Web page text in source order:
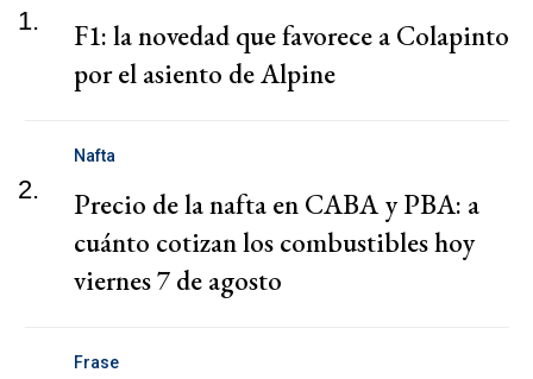
1.
F1: la novedad que favorece a Colapinto
por el asiento de Alpine
2.
Nafta
Precio de la nafta en CABA y PBA: a
cuánto cotizan los combustibles hoy
viernes 7 de agosto
Frase